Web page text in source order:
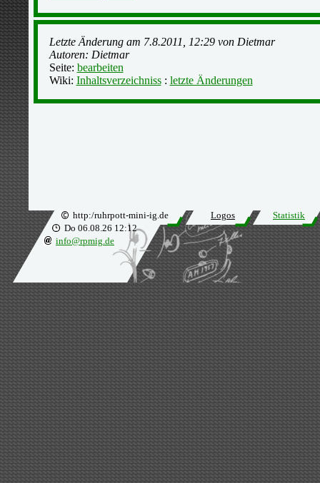
Letzte Änderung am 7.8.2011, 12:29 von Dietmar
Autoren: Dietmar
Seite: bearbeiten
Wiki: Inhaltsverzeichniss: letzte Änderungen
http:/ruhrpott-mini-ig.de Logos
Statistik
Do 06.08.26 12:12
info@rpmig.de